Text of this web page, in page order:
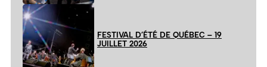
FESTIVAL D’ÉTÉ DE QUÉBEC – 19
JUILLET 2026